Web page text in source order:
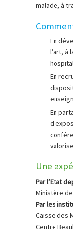
malade, à
En
l’art, à
En
En
Une
Par l’Etat
Ministère de
Par les
Caisse des
Centre